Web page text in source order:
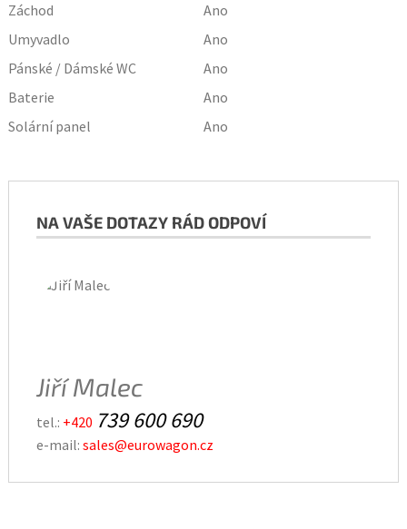
Záchod
Ano
Umyvadlo
Ano
Pánské / Dámské WC
Ano
Baterie
Ano
Solární panel
Ano
NA VAŠE DOTAZY RÁD ODPOVÍ
Jiří Malec
tel.: +420 739 600 690
e-mail: sales@eurowagon.cz